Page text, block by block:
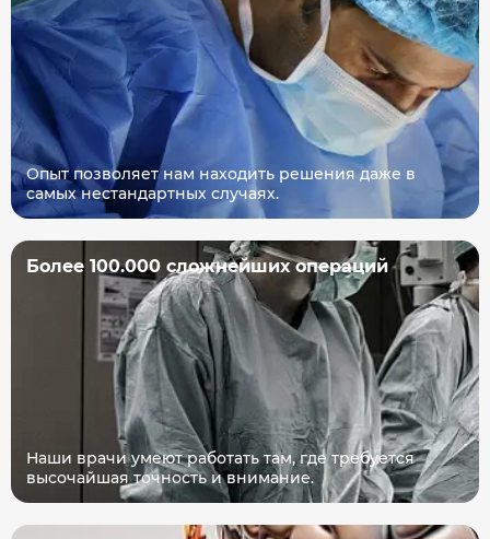
Опыт позволяет нам находить решения даже в
самых нестандартных случаях.
Более 100.000 сложнейших операций
Наши врачи умеют работать там, где требуется
высочайшая точность и внимание.